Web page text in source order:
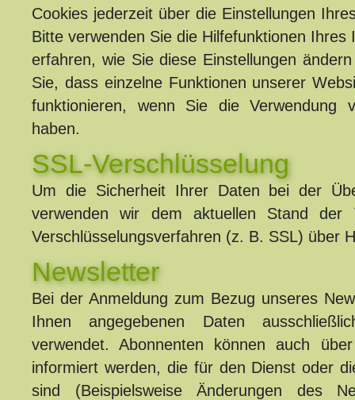
Cookies jederzeit über die Einstellungen
Bitte verwenden Sie die Hilfefunktionen
erfahren, wie Sie diese Einstellungen
Sie, dass einzelne Funktionen unserer
funktionieren, wenn Sie die Verwendung
haben.
SSL-Verschlüsselung
Um die Sicherheit Ihrer Daten bei der
verwenden wir dem aktuellen Stand der
Verschlüsselungsverfahren (z. B. SSL) über
Newsletter
Bei der Anmeldung zum Bezug unseres
Ihnen angegebenen Daten
verwendet. Abonnenten können auch
informiert werden, die für den Dienst oder
sind (Beispielsweise Änderungen des